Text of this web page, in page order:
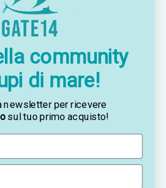
coperta e specchio di
su imbarcazioni da diporto
OTTAVIA
un consiglio? Preferisci ordinare
community
di mare!
newsletter per ricevere
sul tuo primo acquisto!